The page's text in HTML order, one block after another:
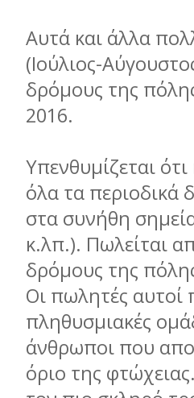
Αυτά και άλλα
(Ιούλιος-
δρόμους της
2016.
Υπενθυμίζεται
όλα τα περιοδικά
στα συνήθη
κ.λπ.). Πωλείται
δρόμους της
Οι πωλητές αυτοί
πληθυσμιακές
άνθρωποι που
όριο της